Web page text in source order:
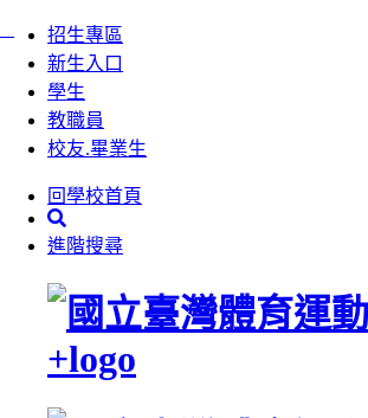
跳
招生專區
新生入口
學生
教職員
校友.畢業生
回學校首頁
進階搜尋